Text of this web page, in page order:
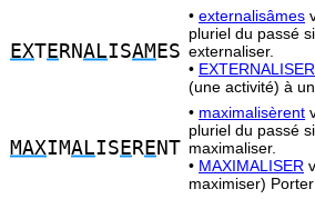
EXTE RNALISAM ES
• externalisâmes
pluriel du passé
externaliser.
• EXTERNALISER
(une activité) à
MAXIMALIS E RE NT
• maximalisèrent
pluriel du passé
maximaliser.
• MAXIMALISER
maximiser)